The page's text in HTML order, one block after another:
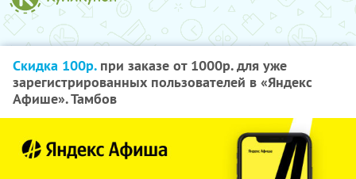
Скидка 100р.при заказе от 1000р. для уже
зарегистрированных пользователей в «Яндекс
Афише». Тамбов